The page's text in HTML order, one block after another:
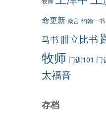
命更新 箴言 约翰一书
马书 腓立比书
牧师 门训101 门
太福音
存档